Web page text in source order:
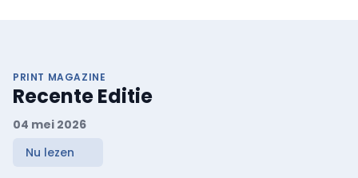
PRINT MAGAZINE
Recente Editie
04 mei 2026
Nu lezen